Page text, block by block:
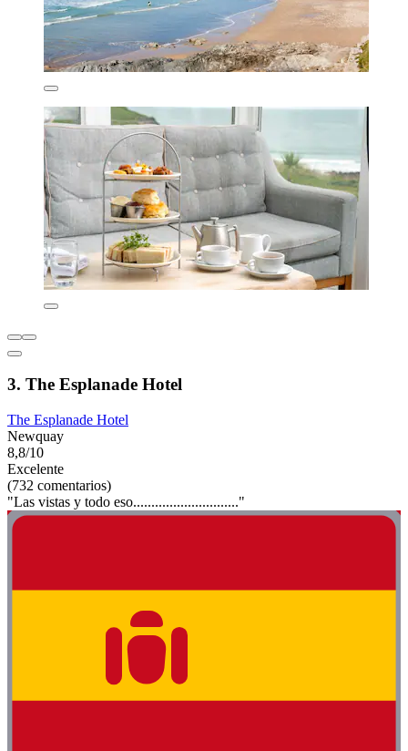
3. The Esplanade Hotel
The Esplanade Hotel
Newquay
8,8/10
Excelente
(732 comentarios)
"Las vistas y todo eso............................."